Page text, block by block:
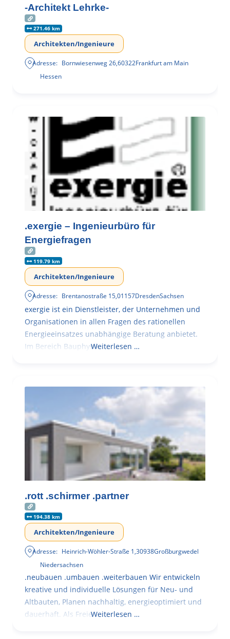
-Architekt Lehrke-
271.46 km
Architekten/Ingenieure
Adresse: Bornwiesenweg 26,60322Frankfurt am Main
Hessen
.exergie – Ingenieurbüro für
Energiefragen
119.79 km
Architekten/Ingenieure
Adresse: Brentanostraße 15,01157DresdenSachsen
exergie ist ein Dienstleister, der Unternehmen und
Organisationen in allen Fragen des rationellen
Energieeinsatzes unabhängige Beratung anbietet.
Im Bereich BauphysikWeiterlesen …
.rott .schirmer .partner
194.38 km
Architekten/Ingenieure
Adresse: Heinrich-Wöhler-Straße 1,30938Großburgwedel
Niedersachsen
.neubauen .umbauen .weiterbauen Wir entwickeln
kreative und individuelle Lösungen für Neu- und
Altbauten, Planen nachhaltig, energieoptimiert und
dauerhaft. Als FreieWeiterlesen …